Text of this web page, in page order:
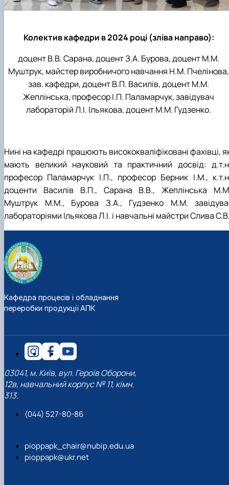
Колектив кафедри в 2024 році (зліва направо):
доцент В.В. Сарана, доцент З.А. Бурова, доцент М.М.
Муштрук, майстер виробничого навчання Н.М. Пчелінова,
зав. кафедри, доцент В.П. Василів, доцент М.М.
Жеплінська, професор І.П. Паламарчук, завідувач
лабораторій Л.І. Ільякова, доцент М.М. Гудзенко.
Нині на кафедрі працюють висококваліфіковані фахівці,
мають великий науковий та практичний досвід:
професор Паламарчук І.П., професор Берник І.М.,
доценти Василів В.П., Сарана В.В., Жеплінська
Муштрук М.М., Бурова З.А., Гудзенко М.М.
лабораторіями Ільякова Л.І. і навчальні майстри Слива
Кафедра процесів і обладнання
переробки продукції АПК
03041, м. Київ, вул. Героїв Оборони,
12в, навчальний корпус № 11, кімн.
313.
(044) 527-80-86
pioppapk_chair@nubip.edu.ua
pioppapk@ukr.net